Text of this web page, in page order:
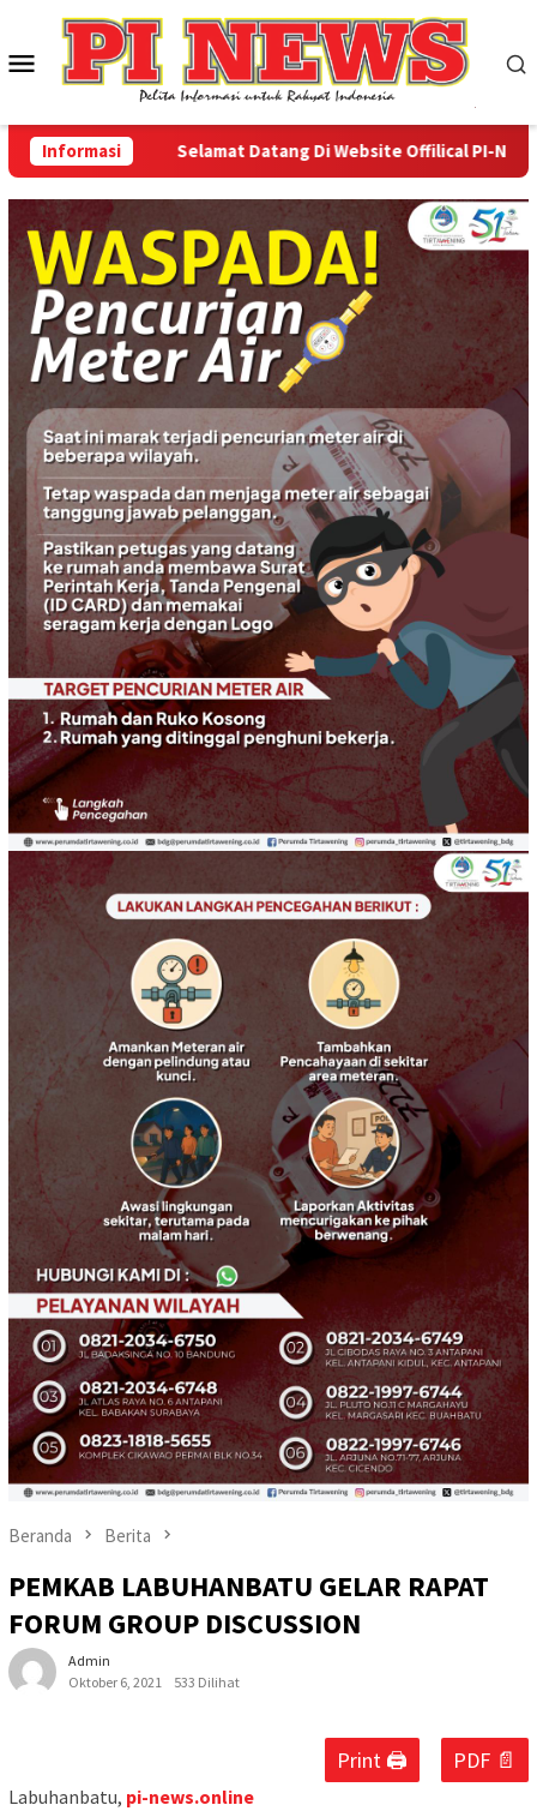
konten
Menu
Mobile
Informasi Selamat Datang Di Website Offilical PI-News
Beranda Berita
PEMKAB LABUHANBATU GELAR RAPAT
FORUM GROUP DISCUSSION
Admin
Oktober 6, 2021
533 Dilihat
Print 🖨 PDF 📄
Labuhanbatu, pi-news.online